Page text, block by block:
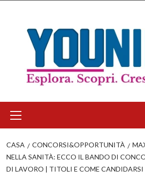
contenuto
principale
CASA CONCORSI&OPPORTUNITÀ
NELLA SANITÀ: ECCO IL BANDO DI
DI LAVORO | TITOLI E COME CANDIDARSI